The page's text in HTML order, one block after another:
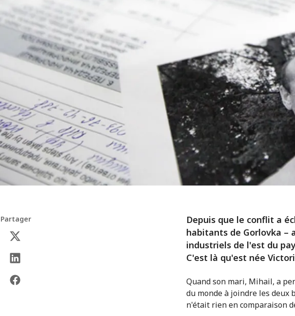
Partager
Depuis que le conflit a
habitants de Gorlovka –
industriels de l'est du
C'est là qu'est née
Quand son mari, Mihail, a
du monde à joindre les deux
n'était rien en comparaison